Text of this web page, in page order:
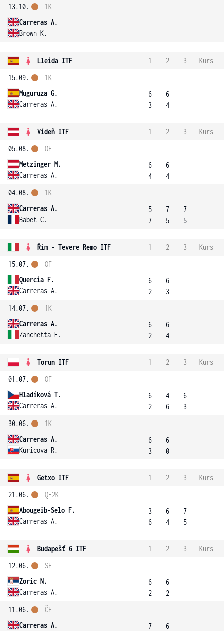
13.10.
Carreras A.
Brown K.
1K
Lleida ITF 1 2 3
Kurs
15.09.
Muguruza G.
Carreras A.
1K
6
3
6
4
Vídeň ITF 1 2 3
Kurs
05.08.
Metzinger M.
Carreras A.
OF
6
4
6
4
04.08.
Carreras A.
Babet C.
1K
5
7
7
5
7
5
Řím - Tevere Remo ITF 1 2 3
Kurs
15.07.
Quercia F.
Carreras A.
OF
6
2
6
3
14.07.
Carreras A.
Zanchetta E.
1K
6
2
6
4
Torun ITF 1 2 3
Kurs
01.07.
Hladíková T.
Carreras A.
OF
6
2
4
6
6
3
30.06.
Carreras A.
Kuricova R.
1K
6
3
6
0
Getxo ITF 1 2 3
Kurs
21.06.
Abougeib-Selo F.
Carreras A.
Q-2K
3
6
6
4
7
5
Budapešť 6 ITF 1 2 3
Kurs
12.06.
Zoric N.
Carreras A.
SF
6
2
6
2
11.06.
Carreras A.
ČF
7
6